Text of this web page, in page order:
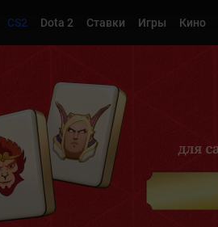
CS2 Dota 2 Ставки Игры Кино